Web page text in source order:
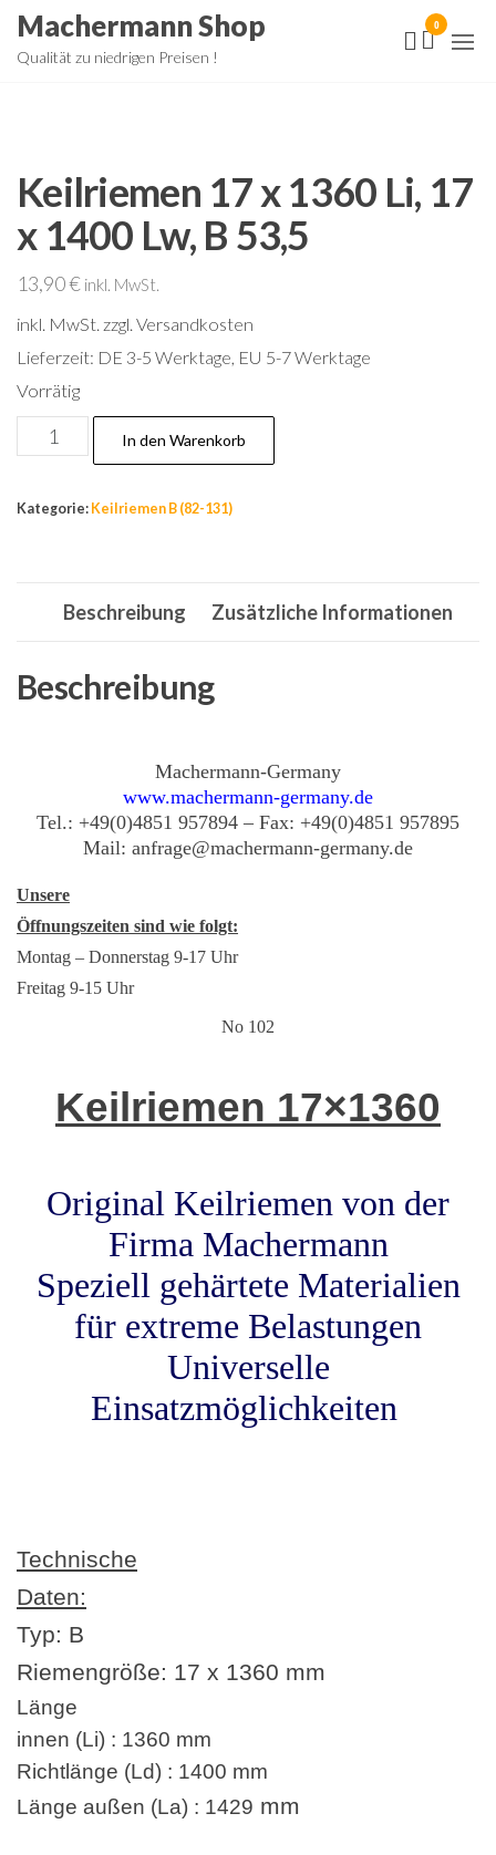
ZumMachermann Shop
Qualität zu niedrigen Preisen !
0
Keilriemen 17 x 1360 Li, 17
x 1400 Lw, B 53,5
13,90€ inkl. MwSt.
inkl. MwSt. zzgl. Versandkosten
Lieferzeit: DE 3-5 Werktage, EU 5-7 Werktage
Vorrätig
Keilriemen
17
1360
Lw,
In den Warenkorb
Kategorie: Keilriemen B (82-131)
Beschreibung Zusätzliche Informationen
Beschreibung
Machermann-Germany
www.machermann-germany.de
Tel.: +49(0)4851 957894 – Fax: +49(0)4851 957895
Mail: anfrage@machermann-germany.de
Unsere
Öffnungszeiten sind wie folgt:
Montag – Donnerstag 9-17 Uhr
Freitag 9-15 Uhr
No 102
Keilriemen 17×1360
Original Keilriemen von der
Firma Machermann
Speziell gehärtete Materialien
für extreme Belastungen
Universelle
Einsatzmöglichkeiten
Technische
Daten:
Typ: B
Riemengröße: 17 x 1360 mm
Länge
innen (Li) : 1360 mm
Richtlänge (Ld) : 1400 mm
Länge außen (La) : 1429 mm